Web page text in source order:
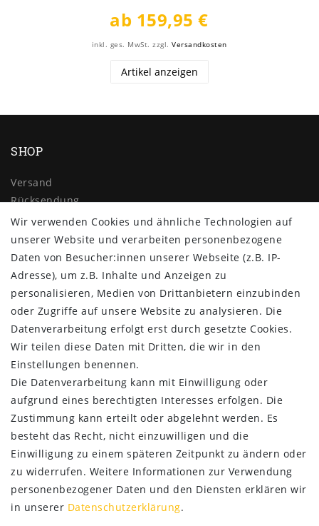
ab 159,95 €
inkl. ges. MwSt. zzgl.Versandkosten
Artikel anzeigen
SHOP
Versand
Rücksendung
Widerrufs­recht
Impressum
Daten­schutz­erklärung
AGB
Kontakt
ZAHLUNG & VERSAND
SERVICE
Wir verwenden Cookies und ähnliche Technologien auf
unserer Website und verarbeiten personenbezogene
Daten von Besucher:innen unserer Webseite (z.B. IP-
Adresse), um z.B. Inhalte und Anzeigen zu
personalisieren, Medien von Drittanbietern einzubinden
oder Zugriffe auf unsere Website zu analysieren. Die
Datenverarbeitung erfolgt erst durch gesetzte Cookies.
Wir teilen diese Daten mit Dritten, die wir in den
Einstellungen benennen.
Die Datenverarbeitung kann mit Einwilligung oder
aufgrund eines berechtigten Interesses erfolgen. Die
Zustimmung kann erteilt oder abgelehnt werden. Es
besteht das Recht, nicht einzuwilligen und die
Einwilligung zu einem späteren Zeitpunkt zu ändern oder
zu widerrufen. Weitere Informationen zur Verwendung
personenbezogener Daten und den Diensten erklären wir
in unserer Daten­schutz­erklärung.